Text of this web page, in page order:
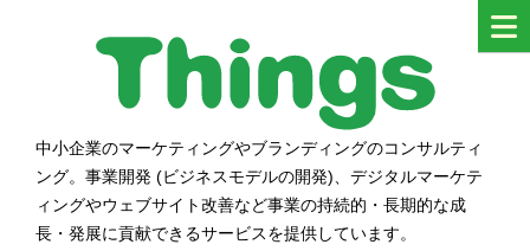
シングス
中小企業のマーケティングやブランディングのコンサルティ
ング。事業開発 (ビジネスモデルの開発)、デジタルマーケテ
ィングやウェブサイト改善など事業の持続的・長期的な成
長・発展に貢献できるサービスを提供しています。